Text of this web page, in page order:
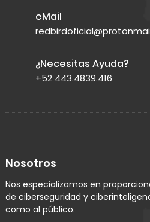
eMail
¿Necesitas Ayuda?
+52 443.4839.416
Nosotros
Nos especializamos en
de ciberseguridad y
como al público.